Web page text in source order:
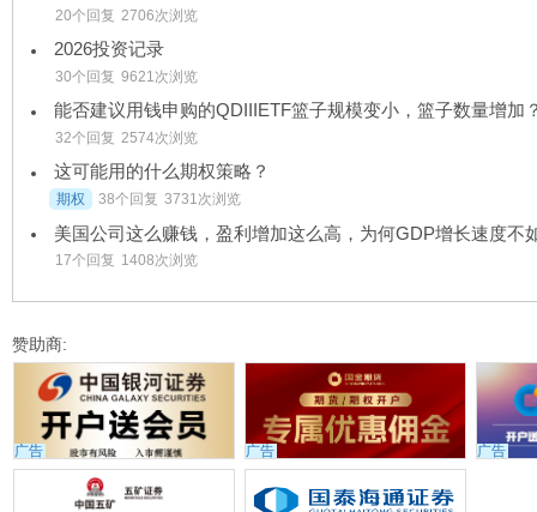
20个回复 2706次浏览
2026投资记录
30个回复 9621次浏览
能否建议用钱申购的QDIIIETF篮子规模变小，篮子数量增加
32个回复 2574次浏览
这可能用的什么期权策略？
期权 38个回复 3731次浏览
17个回复 1408次浏览
赞助商:
广告 广告 广告